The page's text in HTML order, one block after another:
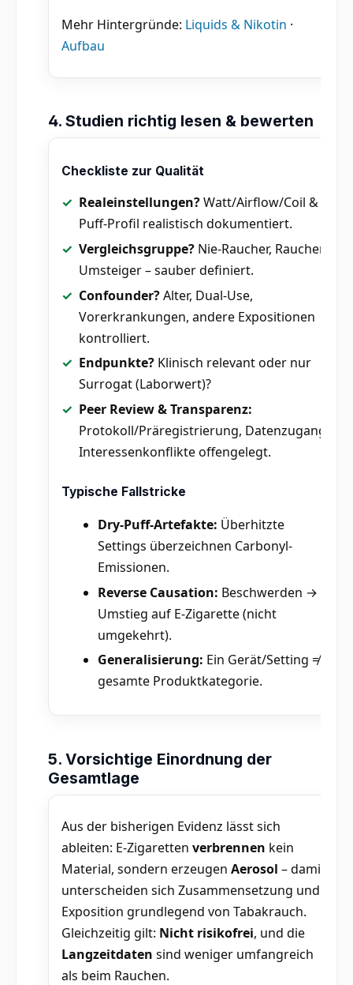
Mehr Hintergründe: Liquids & Nikotin ·
Aufbau
4. Studien richtig lesen & bewerten
Checkliste zur Qualität
Realeinstellungen?Watt/Airflow/Coil &
Puff-Profil realistisch dokumentiert.
Vergleichsgruppe?Nie-Raucher, Raucher,
Umsteiger – sauber definiert.
Confounder?Alter, Dual-Use,
Vorerkrankungen, andere Expositionen
kontrolliert.
Endpunkte?Klinisch relevant oder nur
Surrogat (Laborwert)?
Peer Review & Transparenz:
Protokoll/Präregistrierung, Datenzugang,
Interessenkonflikte offengelegt.
Typische Fallstricke
Dry-Puff-Artefakte: Überhitzte
Settings überzeichnen Carbonyl-
Emissionen.
Reverse Causation: Beschwerden →
Umstieg auf E-Zigarette (nicht
umgekehrt).
Generalisierung: Ein Gerät/Setting ≠
gesamte Produktkategorie.
5. Vorsichtige Einordnung der
Gesamtlage
Aus der bisherigen Evidenz lässt sich
ableiten: E-Zigarettenverbrennen kein
Material, sondern erzeugenAerosol – damit
unterscheiden sich Zusammensetzung und
Exposition grundlegend von Tabakrauch.
Gleichzeitig gilt: Nicht risikofrei, und die
Langzeitdaten sind weniger umfangreich
als beim Rauchen.